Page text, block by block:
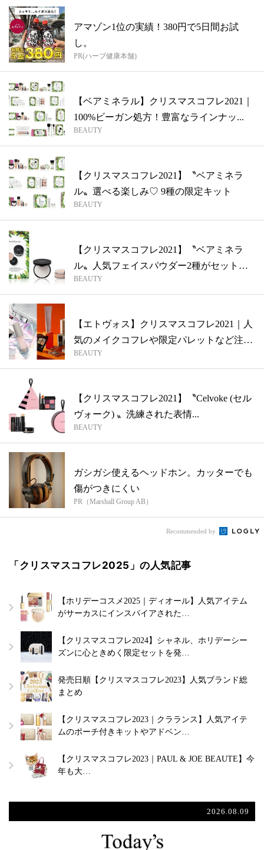
アマゾン1位の実績！380円で5日間お試
し。
PR(ハーブ健康本舗)
【ベアミネラル】クリスマスコフレ2021｜
100%ビーガン処方！豊富なラインナッ...
BEAUTY
【クリスマスコフレ2021】〝ベアミネラ
ル〟選べる楽しみ♡ 9種の限定キット
BEAUTY
【クリスマスコフレ2021】〝ベアミネラ
ル〟人気フェイスパウダー2種がセットな
っ...
BEAUTY
【エトヴォス】クリスマスコフレ2021｜人
気のメイクコフレや限定パレットなど注
目...
BEAUTY
【クリスマスコフレ2021】〝Celvoke (セル
ヴォーク) 〟洗練された表情...
BEAUTY
ガシガシ使えるヘッドホン。カッターでも
傷がつきにくい
PR（Marshall Group AB）
Recommended by
「クリスマスコフレ2025」の人気記事
【ホリデーコスメ2025｜ディオール】人気アイテム
がサーカスにインスパイアされた…
【クリスマスコフレ2024】シャネル、ホリデーシー
ズンに心ときめく限定セットを発…
発売日順【クリスマスコフレ2023】人気ブランド総
まとめ
【クリスマスコフレ2023｜クラランス】人気アイテ
ムのポーチ付きキットやアドベン…
【クリスマスコフレ2023｜PAUL & JOE BEAUTE】今
年も大…
2026.08.09